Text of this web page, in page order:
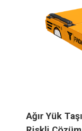
Ağır Yük